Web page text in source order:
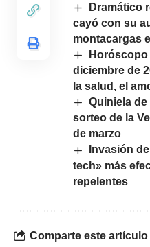
Dramático
cayó con su
montacargas
Horóscopo
diciembre de
la salud, el
Quiniela
sorteo de la
de marzo
Invasión
tech» más
repelentes
Comparte este artículo